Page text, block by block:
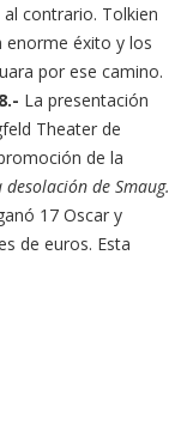
contrario. Tolkien
enorme éxito y los
por ese camino.
8.- La presentación
Theater de
de la
de Smaug.
17 Oscar y
de euros. Esta